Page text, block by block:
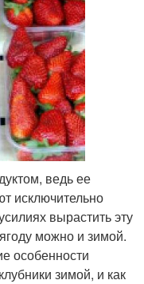
ведь ее
исключительно
вырастить эту
можно и зимой.
особенности
зимой, и как